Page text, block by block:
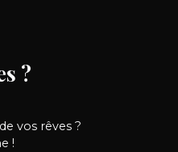
?
vos rêves ?
!